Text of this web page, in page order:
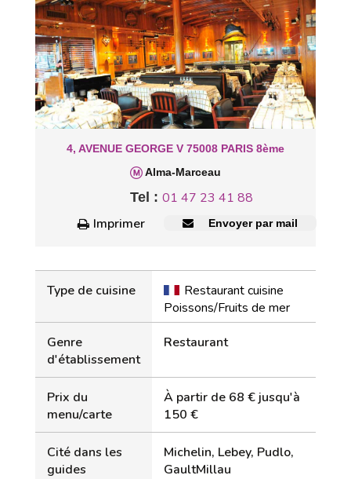
4, AVENUE GEORGE V 75008 PARIS 8ème
Alma-Marceau
Tel : 01 47 23 41 88
Imprimer
Envoyer par mail
Type de cuisine
Restaurant cuisine
Poissons/Fruits de mer
Genre
d'établissement
Restaurant
Prix du
menu/carte
À partir de 68 € jusqu'à
150 €
Cité dans les
guides
Michelin, Lebey, Pudlo,
GaultMillau